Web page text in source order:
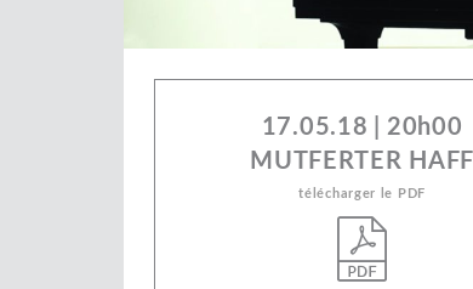
17.05.18
20h00
MUTFERTER HAFF
télécharger le PDF